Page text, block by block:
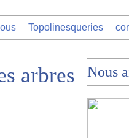
Topolinesqueries
arbres
Nous